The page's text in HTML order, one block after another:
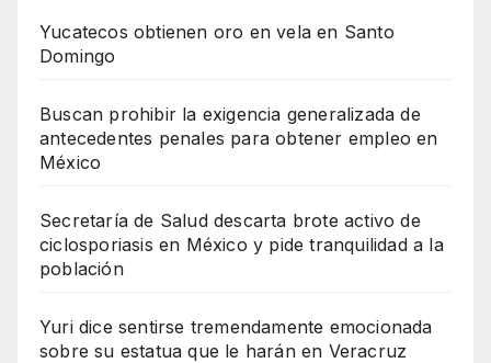
Yucatecos obtienen oro en vela en Santo
Domingo
Buscan prohibir la exigencia generalizada de
antecedentes penales para obtener empleo en
México
Secretaría de Salud descarta brote activo de
ciclosporiasis en México y pide tranquilidad a la
población
Yuri dice sentirse tremendamente emocionada
sobre su estatua que le harán en Veracruz